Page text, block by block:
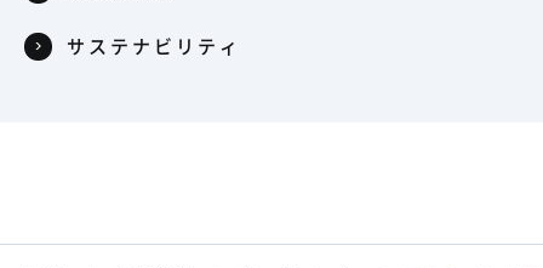
サステナビリティ